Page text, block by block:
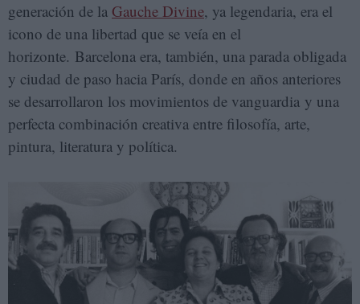
generación de la Gauche Divine, ya legendaria, era el
icono de una libertad que se veía en el
horizonte. Barcelona era, también, una parada obligada
y ciudad de paso hacia París, donde en años anteriores
se desarrollaron los movimientos de vanguardia y una
perfecta combinación creativa entre filosofía, arte,
pintura, literatura y política.